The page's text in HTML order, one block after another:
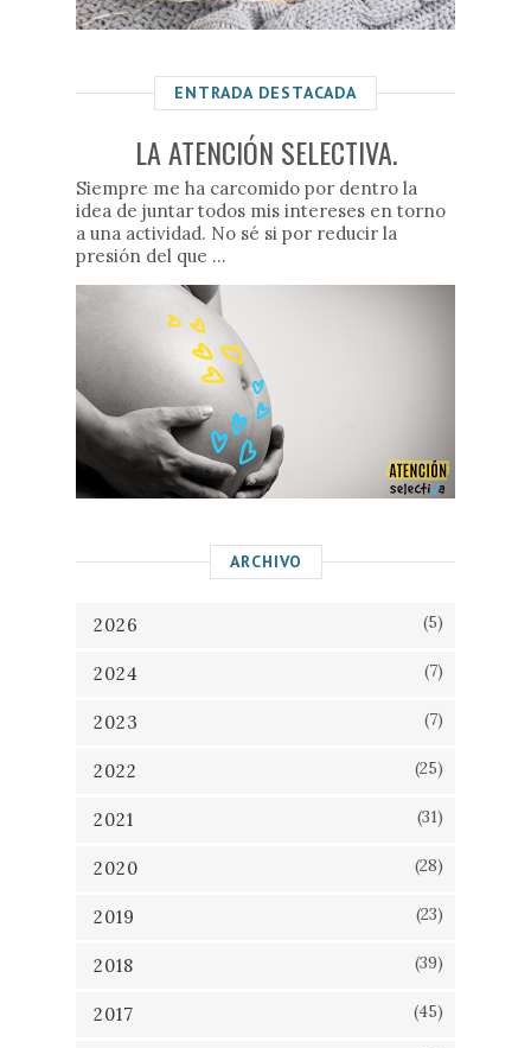
ENTRADA DESTACADA
LA ATENCIÓN SELECTIVA.
Siempre me ha carcomido por dentro la
idea de juntar todos mis intereses en torno
a una actividad. No sé si por reducir la
presión del que ...
ARCHIVO
2026 (5)
2024 (7)
2023 (7)
2022 (25)
2021 (31)
2020 (28)
2019 (23)
2018 (39)
2017 (45)